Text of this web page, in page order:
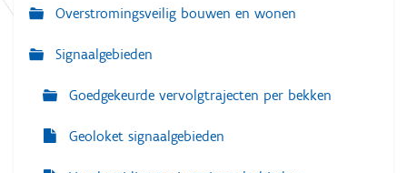
t
Overstromingsveilig bouwen en wonen
Signaalgebieden
Goedgekeurde vervolgtrajecten per bekken
Geoloket signaalgebieden